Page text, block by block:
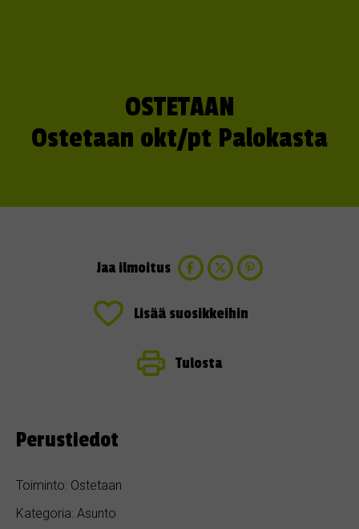
OSTETAAN
Ostetaan okt/pt Palokasta
Jaa ilmoitus
Lisää suosikkeihin
Tulosta
Perustiedot
Toiminto: Ostetaan
Kategoria: Asunto